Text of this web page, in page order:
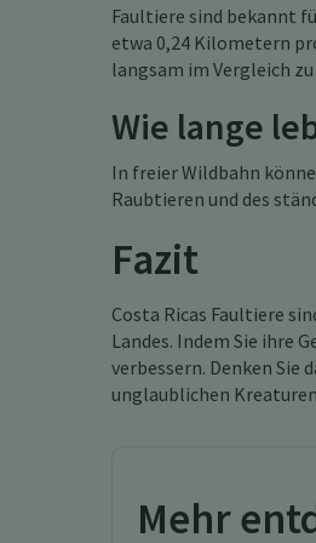
Faultiere sind bekannt
etwa 0,24 Kilometern
langsam im Vergleich
Wie lange
In freier Wildbahn
Raubtieren und des
Fazit
Costa Ricas Faultiere
Landes. Indem Sie ihre
verbessern. Denken Sie
unglaublichen
Mehr